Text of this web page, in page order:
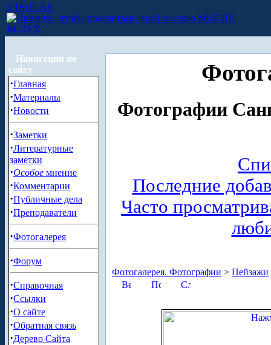
ГЛАВНАЯ
МЫСЛИ
ВСЛУХ
Навигация по
сайту
·Главная
·Материалы
·Новости
·Заметки
·Литературные
заметки
·Особое мнение
·Комментарии
·Публичные дела
·Преподаватели
·Фотогалерея
·Форум
·Справочная
·Ссылки
·О сайте
·Обратная связь
·Дерево Сайта
Фотографии
Последние
Часто
Фотогалерея. Фотографии > Пейзажи